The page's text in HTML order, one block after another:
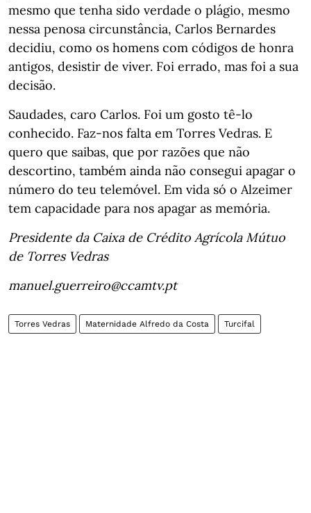
mesmo que tenha sido verdade o plágio, mesmo
nessa penosa circunstância, Carlos Bernardes
decidiu, como os homens com códigos de honra
antigos, desistir de viver. Foi errado, mas foi a sua
decisão.
Saudades, caro Carlos. Foi um gosto tê-lo
conhecido. Faz-nos falta em Torres Vedras. E
quero que saibas, que por razões que não
descortino, também ainda não consegui apagar o
número do teu telemóvel. Em vida só o Alzeimer
tem capacidade para nos apagar as memória.
Presidente da Caixa de Crédito Agrícola Mútuo
de Torres Vedras
manuel.guerreiro@ccamtv.pt
Torres Vedras Maternidade Alfredo da Costa Turcifal